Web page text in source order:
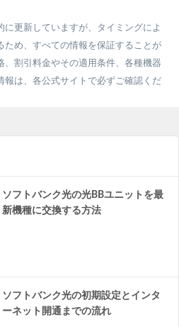
更新していますが、タイミングによ
ため、すべての情報を保証することが
、割引料金やその適用条件、各種機器
報は、各公式サイトで必ずご確認くだ
ソフトバンク光の光BBユニットを最
新機種に交換する方法
ソフトバンク光の初期設定とインタ
ーネット開通までの流れ